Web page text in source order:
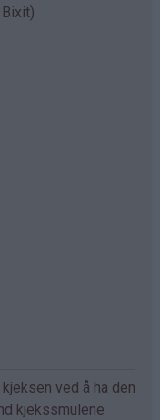
ved å ha den
kjekssmulene